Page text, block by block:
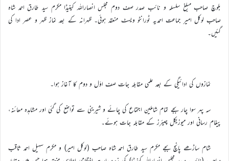
بلوچ صاحب مبلغ سلسلہ و نائب صدر صف دوم مجلس انصاراللہ کینیڈا مکرم سید طارق احمد شاہ
صاحب لوکل امیر جماعت احمدیہ ٹورانٹو ویسٹ منعقد ہوئی۔ ظہرانہ کے بعد نماز ظہر و عصر ادا کی
گئیں۔
نمازوں کی ادائیگی کے بعد علمی مقابلہ جات صف اوّل و دوم کا آغاز ہوا۔
سہ پہر سوا چار بجے تمام شاملین اجتماع کی چائے و شیرینی سے تواضع کی گئی اور مشاہدہ معائنہ،
پیغام رسانی اور میوزیکل چیئرز کے مقابلہ جات ہوئے۔
شام ساڑھے پانچ بجے مکرم سید طارق احمد شاہ صاحب (لوکل امیر) و مکرم سہیل احمد ثاقب